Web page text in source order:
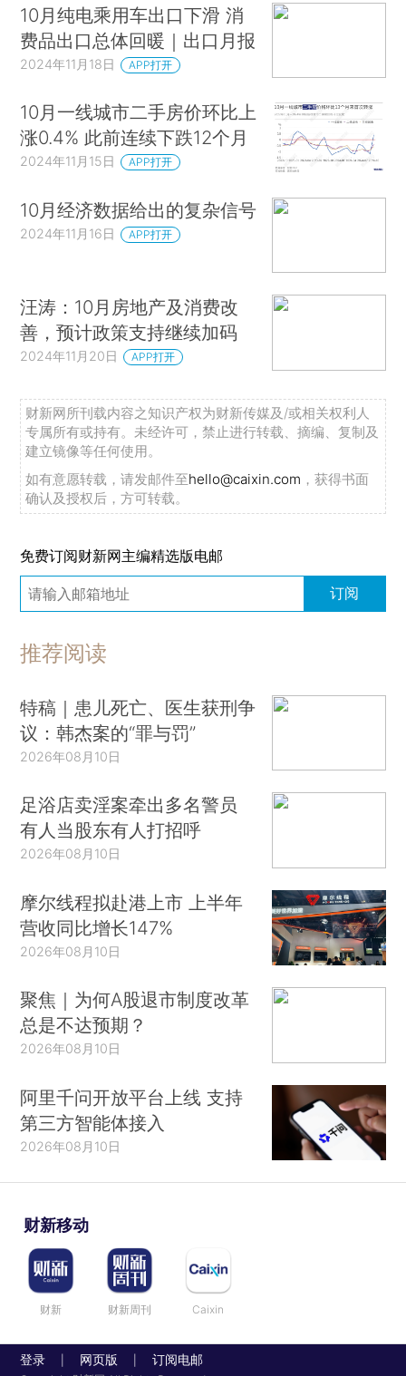
10月纯电乘用车出口下滑 消
费品出口总体回暖｜出口月报
2024年11月18日 APP打开
10月一线城市二手房价环比上
涨0.4% 此前连续下跌12个月
2024年11月15日 APP打开
10月经济数据给出的复杂信号
2024年11月16日 APP打开
汪涛：10月房地产及消费改
善，预计政策支持继续加码
2024年11月20日 APP打开
财新网所刊载内容之知识产权为财新传媒及/或相关权利人
专属所有或持有。未经许可，禁止进行转载、摘编、复制及
建立镜像等任何使用。
如有意愿转载，请发邮件至hello@caixin.com ，获得书面
确认及授权后，方可转载。
免费订阅财新网主编精选版电邮
订阅
推荐阅读
特稿｜患儿死亡、医生获刑争
议：韩杰案的“罪与罚”
2026年08月10日
足浴店卖淫案牵出多名警员
有人当股东有人打招呼
2026年08月10日
摩尔线程拟赴港上市 上半年
营收同比增长147%
2026年08月10日
聚焦｜为何A股退市制度改革
总是不达预期？
2026年08月10日
阿里千问开放平台上线 支持
第三方智能体接入
2026年08月10日
财新移动
财新 财新周刊 Caixin
登录 网页版 订阅电邮